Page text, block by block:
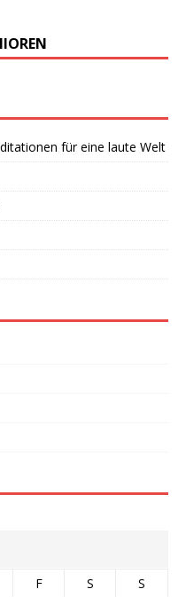
für eine laute Welt
F S
S